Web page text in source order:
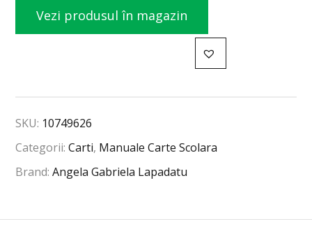
Vezi produsul în magazin
SKU: 10749626
Categorii:Carti, Manuale Carte Scolara
Brand:Angela Gabriela Lapadatu